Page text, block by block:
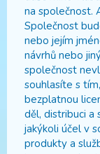
na společnost.
Společnost
nebo jejím
návrhů nebo
společnost
souhlasíte s
bezplatnou
děl, distribuci a
jakýkoli účel v
produkty a